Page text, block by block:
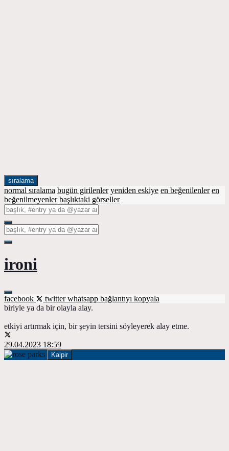
sıralama
normal sıralama bugün girilenler yeniden eskiye en beğenilenler en
beğenilmeyenler başlıktaki görseller
ironi
facebook twitterwhatsapp bağlantıyı kopyala
biriyle ya da bir olayla alay.
etkiyi artırmak için, bir şeyin tersini söyleyerek alay etme.
29.04.2023 18:59
Kalpir